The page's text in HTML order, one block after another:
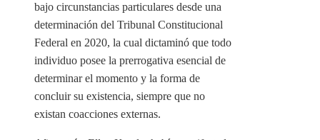
bajo circunstancias particulares desde una
determinación del Tribunal Constitucional
Federal en 2020, la cual dictaminó que todo
individuo posee la prerrogativa esencial de
determinar el momento y la forma de
concluir su existencia, siempre que no
existan coacciones externas.